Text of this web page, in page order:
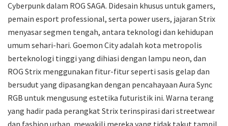
Cyberpunk dalam ROG SAGA. Didesain khusus untuk gamers,
pemain esport professional, serta power users, jajaran Strix
menyasar segmen tengah, antara teknologi dan kehidupan
umum sehari-hari. Goemon City adalah kota metropolis
berteknologi tinggi yang dihiasi dengan lampu neon, dan
ROG Strix menggunakan fitur-fitur seperti sasis gelap dan
bersudut yang dipasangkan dengan pencahayaan Aura Sync
RGB untuk mengusung estetika futuristik ini. Warna terang
yang hadir pada perangkat Strix terinspirasi dari streetwear